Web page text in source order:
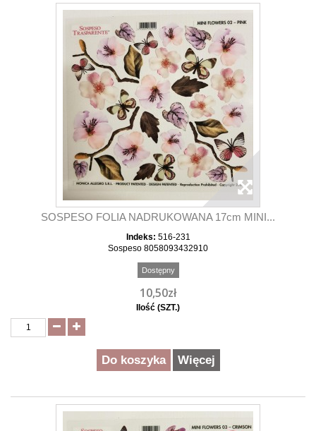
SOSPESO FOLIA NADRUKOWANA 17cm MINI...
Indeks: 516-231
Sospeso 8058093432910
Dostępny
10,50zł
Ilość (SZT.)
Do koszyka Więcej